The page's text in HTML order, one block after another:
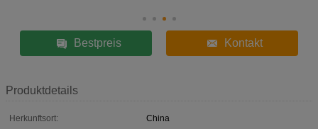
Bestpreis Kontakt
Produktdetails
Herkunftsort:
China